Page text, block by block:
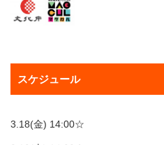
スケジュール
3.18(金) 14:00☆